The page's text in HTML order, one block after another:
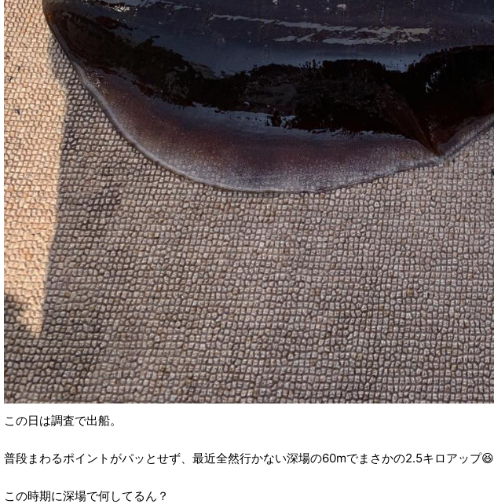
この日は調査で出船。
普段まわるポイントがパッとせず、最近全然行かない深場の60mでまさかの2.5キロアップ😆
この時期に深場で何してるん？